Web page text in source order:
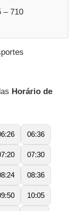
– 710
Horário de
06:36
07:30
08:36
10:05